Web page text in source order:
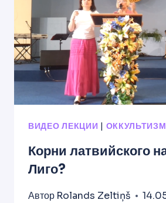
ВИДЕО ЛЕКЦИИ ОККУЛЬТИЗМ
Корни латвийского
Лиго?
Автор Rolands Zeltiņš